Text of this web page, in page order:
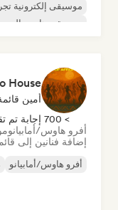
موسيقى إلكترونية
موسيقى هاوس
House
أمين
> 700 إجابة تم تقديمها
أفرو هاوس/أمابيانو
إضافة فنانين إلى
أفرو هاوس/أمابيانو